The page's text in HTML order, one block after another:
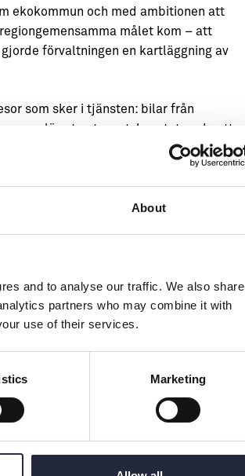
About
and to analyse our traffic. We also share
partners who may combine it with
use of their services.
Marketing
ekokommun och med ambitionen att
målet kom – att
förvaltningen en kartläggning av
som sker i tjänsten: bilar från
som släppte ut mest, konstaterade att
De här fordonen utför
varje dag, i ur och skur, står i
förvaltningen kom fram till att de
genomfördes det. Kostnaden blev
Våra folkvalda bestämmer vad Region